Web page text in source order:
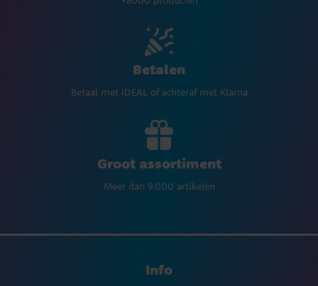
Betalen
Betaal met iDEAL of achteraf met Klarna
Groot assortiment
Meer dan 9.000 artikelen
Info